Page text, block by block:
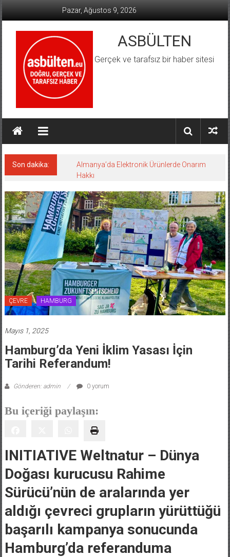
Pazar, Ağustos 9, 2026
ASBÜLTEN
Gerçek ve tarafsız bir haber sitesi
Son dakika:
Almanya’da Elektronik Ürünlerde Onarım
Hakkı
ÇEVRE HAMBURG
Mayıs 1, 2025
Hamburg’da Yeni İklim Yasası İçin
Tarihi Referandum!
Gönderen: admin 0 yorum
Bu içeriği paylaşın:
INITIATIVE Weltnatur – Dünya
Doğası kurucusu Rahime
Sürücü’nün de aralarında yer
aldığı çevreci grupların yürüttüğü
başarılı kampanya sonucunda
Hamburg’da referanduma